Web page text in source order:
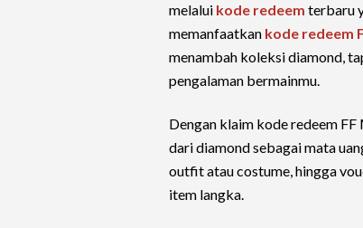
melalui kode redeem terbaru
memanfaatkan kode redeem
menambah koleksi diamond,
pengalaman bermainmu.
Dengan klaim kode redeem
dari diamond sebagai mata
outfit atau costume, hingga
item langka.